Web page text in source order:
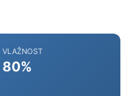
VLAŽNOST
80%